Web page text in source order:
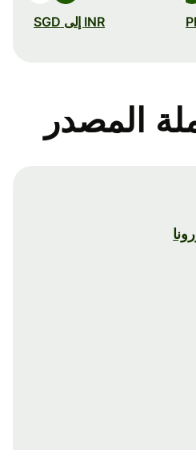
INR إلى SGD
المصدر